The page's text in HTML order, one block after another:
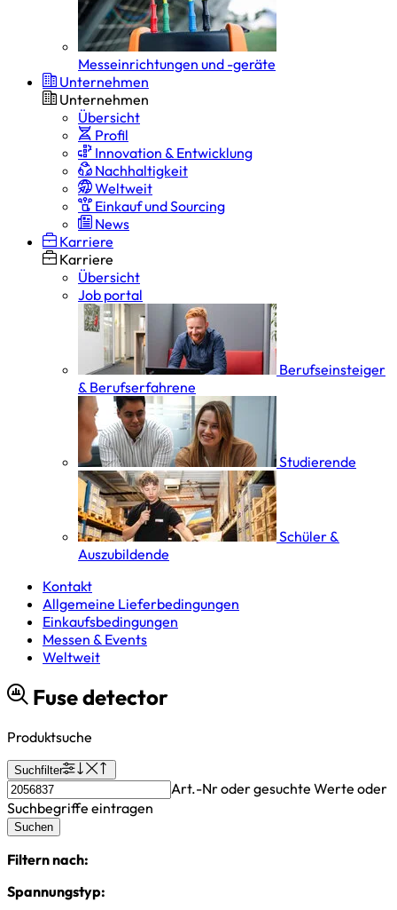
Messeinrichtungen und -geräte
Unternehmen
Unternehmen
Übersicht
Profil
Innovation & Entwicklung
Nachhaltigkeit
Weltweit
Einkauf und Sourcing
News
Karriere
Karriere
Übersicht
Job portal
Berufseinsteiger
& Berufserfahrene
Studierende
Schüler &
Auszubildende
Kontakt
Allgemeine Lieferbedingungen
Einkaufsbedingungen
Messen & Events
Weltweit
Fuse detector
Produktsuche
Suchfilter
Art.-Nr oder gesuchte Werte oder
Suchbegriffe eintragen
Suchen
Filtern nach:
Spannungstyp: